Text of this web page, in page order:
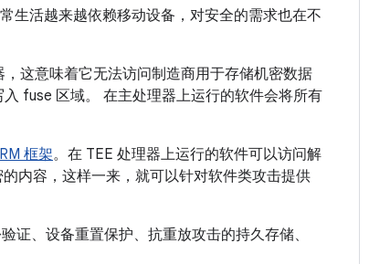
生活越来越依赖移动设备，对安全的需求也在不
这意味着它无法访问制造商用于存储机密数据
fuse 区域。 在主处理器上运行的软件会将所有
框架。在 TEE 处理器上运行的软件可以访问解
内容，这样一来，就可以针对软件类攻击提供
证、设备重置保护、抗重放攻击的持久存储、